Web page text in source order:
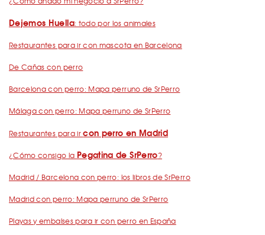
Dejemos Huella: todo por los animales
Restaurantes para ir con mascota en Barcelona
De Cañas con perro
Barcelona con perro: Mapa perruno de SrPerro
Málaga con perro: Mapa perruno de SrPerro
Restaurantes para ircon perro en Madrid
¿Cómo consigo la Pegatina de SrPerro?
Madrid / Barcelona con perro: los libros de SrPerro
Madrid con perro: Mapa perruno de SrPerro
Playas y embalses para ir con perro en España